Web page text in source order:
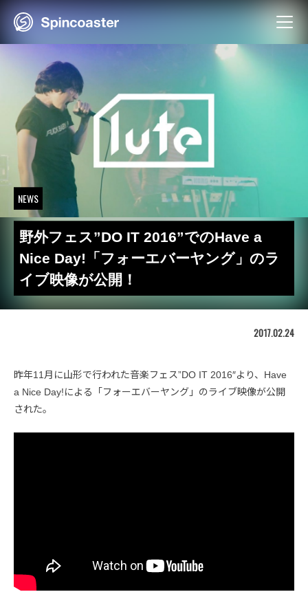
Skip
NEWS
野外フェス”DO IT 2016”でのHave a
Nice Day!「フォーエバーヤング」のラ
イブ映像が公開！
2017.02.24
昨年11月に山形で行われた音楽フェス”DO IT 2016″より、Have
a Nice Day!による「フォーエバーヤング」のライブ映像が公開
された。